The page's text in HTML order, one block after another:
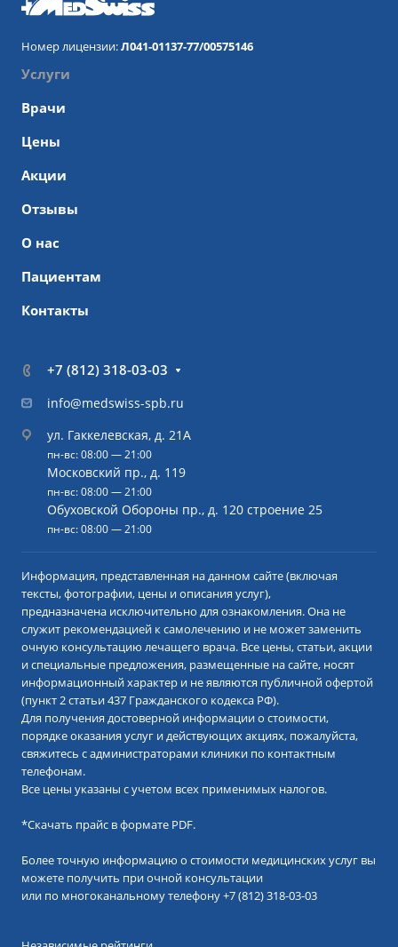
Номер лицензии:Л041-01137-77/00575146
Услуги
Врачи
Цены
Акции
Отзывы
О нас
Пациентам
Контакты
+7 (812) 318-03-03
info@medswiss-spb.ru
ул. Гаккелевская, д. 21А
пн-вс: 08:00 — 21:00
Московский пр., д. 119
пн-вс: 08:00 — 21:00
Обуховской Обороны пр., д. 120 строение 25
пн-вс: 08:00 — 21:00
Информация, представленная на данном сайте (включая
тексты, фотографии, цены и описания услуг),
предназначена исключительно для ознакомления. Она не
служит рекомендацией к самолечению и не может заменить
очную консультацию лечащего врача. Все цены, статьи, акции
и специальные предложения, размещенные на сайте, носят
информационный характер и не являются публичной офертой
(пункт 2 статьи 437 Гражданского кодекса РФ).
Для получения достоверной информации о стоимости,
порядке оказания услуг и действующих акциях, пожалуйста,
свяжитесь с администраторами клиники по контактным
телефонам.
Все цены указаны с учетом всех применимых налогов.
*Скачать прайс в формате PDF.
Более точную информацию о стоимости медицинских услуг вы
можете получить при очной консультации
или по многоканальному телефону+7 (812) 318-03-03